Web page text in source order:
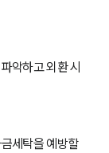
악하고 외환 시
세탁을 예방할